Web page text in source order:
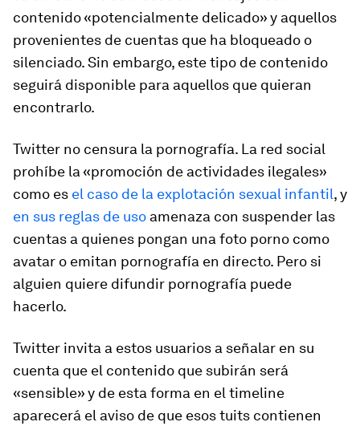
contenido «potencialmente delicado» y aquellos
provenientes de cuentas que ha bloqueado o
silenciado. Sin embargo, este tipo de contenido
seguirá disponible para aquellos que quieran
encontrarlo.
Twitter no censura la pornografía. La red social
prohíbe la «promoción de actividades ilegales»
como es el caso de la explotación sexual infantil, y
en sus reglas de uso amenaza con suspender las
cuentas a quienes pongan una foto porno como
avatar o emitan pornografía en directo. Pero si
alguien quiere difundir pornografía puede
hacerlo.
Twitter invita a estos usuarios a señalar en su
cuenta que el contenido que subirán será
«sensible» y de esta forma en el timeline
aparecerá el aviso de que esos tuits contienen